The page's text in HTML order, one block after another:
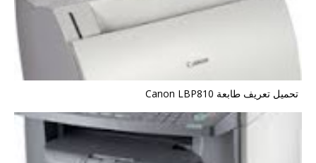
تحميل تعريف طابعة Canon LBP810